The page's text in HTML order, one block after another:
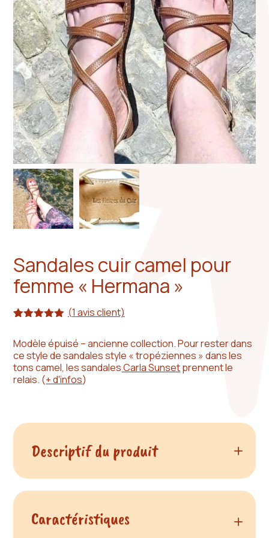
Sandales cuir camel pour
femme « Hermana »
basé sur
notation
client
(1 avis client)
Modèle épuisé – ancienne collection. Pour rester dans
ce style de sandales style « tropéziennes » dans les
tons camel, les sandalesCarla Sunsetprennent le
relais. (+ d'infos)
Descriptif du produit
simple et efficace
Caractéristiques du produit Sandales